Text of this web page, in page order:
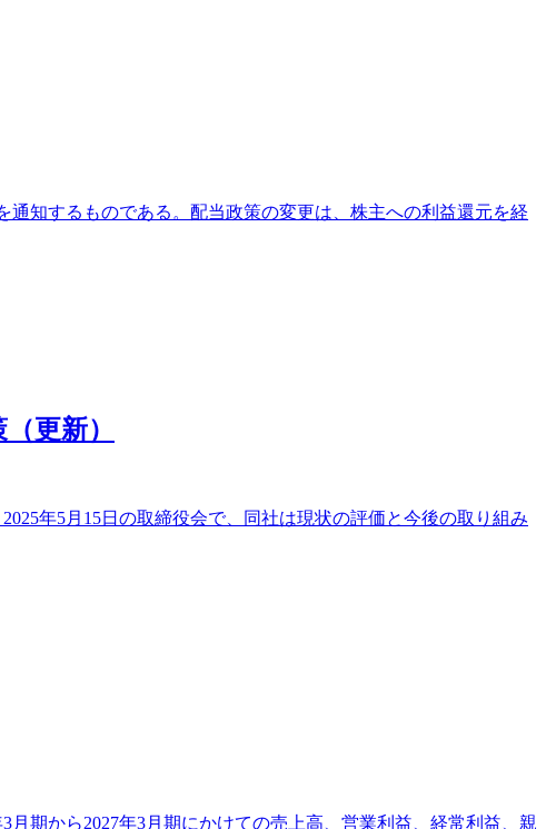
知するものである。配当政策の変更は、株主への利益還元を経
更新）
年5月15日の取締役会で、同社は現状の評価と今後の取り組み
期から2027年3月期にかけての売上高、営業利益、経常利益、親